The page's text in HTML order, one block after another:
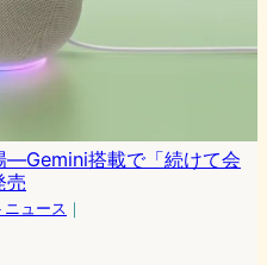
搭載で「続けて会
売
ニュース ｜